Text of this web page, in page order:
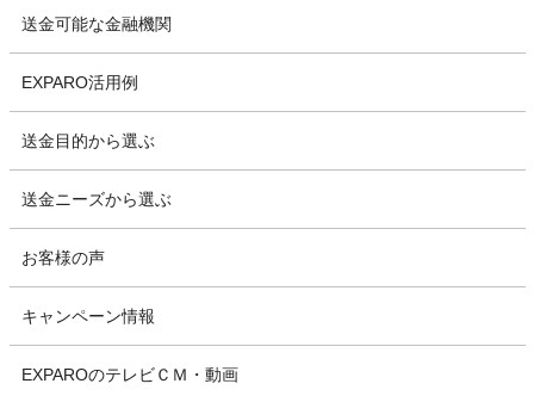
送金可能な金融機関
EXPARO活用例
送金目的から選ぶ
送金ニーズから選ぶ
お客様の声
キャンペーン情報
EXPAROのテレビＣＭ・動画